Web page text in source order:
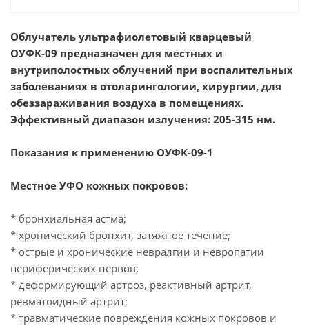
Облучатель ультрафиолетовый кварцевый
ОУФК-09 предназначен для местных и
внутриполостных облучений при воспалительных
заболеваниях в отоларингологии, хирургии, для
обеззараживания воздуха в помещениях.
Эффективный диапазон излучения: 205-315 нм.
Показания к применению ОУФК-09-1
Местное УФО кожных покровов:
* бронхиальная астма;
* хронический бронхит, затяжное течение;
* острые и хронические невралгии и невропатии
периферических нервов;
* деформирующий артроз, реактивный артрит,
ревматоидный артрит;
* травматические повреждения кожных покровов и